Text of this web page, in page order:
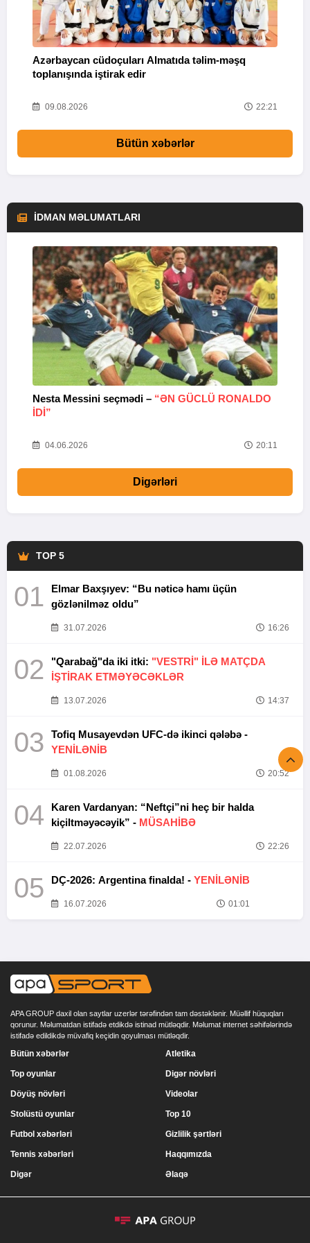
Azərbaycan cüdoçuları Almatıda təlim-məşq
toplanışında iştirak edir
09.08.2026 22:21
Bütün xəbərlər
İDMAN MƏLUMATLARI
Nesta Messini seçmədi – “ƏN GÜCLÜ RONALDO
IDI”
04.06.2026 20:11
Digərləri
TOP 5
01
Elmar Baxşıyev: “Bu nəticə hamı üçün
gözlənilməz oldu”
31.07.2026 16:26
02 "Qarabağ"da iki itki: "VESTRİ" İLƏ MATÇDA
İŞTİRAK ETMƏYƏCƏKLƏR
13.07.2026 14:37
03
Tofiq Musayevdən UFC-də ikinci qələbə -
YENİLƏNİB
01.08.2026 20:52
04
Karen Vardanyan: “Neftçi”ni heç bir halda
kiçiltməyəcəyik” - MÜSAHİBƏ
22.07.2026 22:26
05 DÇ-2026: Argentina finalda! - YENİLƏNİB
16.07.2026 01:01
APA GROUP daxil olan saytlar uzerlər tərəfindən tam dəstəklənir. Müəllif hüquqları
qorunur. Məlumatdan istifadə etdikdə istinad mütləqdir. Məlumat internet səhifələrində
istifadə edildikdə müvafiq keçidin qoyulması mütləqdir.
Bütün xəbərlər
Top oyunlar
Döyüş növləri
Stolüstü oyunlar
Atletika
Digər növləri
Videolar
Top 10
Futbol xəbərləri
Tennis xəbərləri
Digər
Gizlilik şərtləri
Haqqımızda
Əlaqə